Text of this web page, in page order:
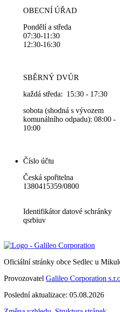
OBECNÍ ÚŘAD
Pondělí a středa
07:30-11:30
12:30-16:30
SBĚRNÝ DVŮR
každá středa: 15:30 - 17:30
sobota (shodná s vývozem
komunálního odpadu): 08:00 -
10:00
Číslo účtu
Česká spořitelna
1380415359/0800
Identifikátor datové schránky
qsrbiuv
Oficiální stránky obce Sedlec u
Provozovatel Galileo Corporation
Poslední aktualizace: 05.08.2026